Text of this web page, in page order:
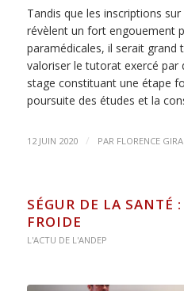
Tandis que les inscriptions
révèlent un fort engouement
paramédicales, il serait grand
valoriser le tutorat exercé par
stage constituant une étape
poursuite des études et la
12 JUIN 2020 / PAR FLORENCE
SÉGUR DE LA SANTÉ
FROIDE
L'ACTU DE L'ANDEP